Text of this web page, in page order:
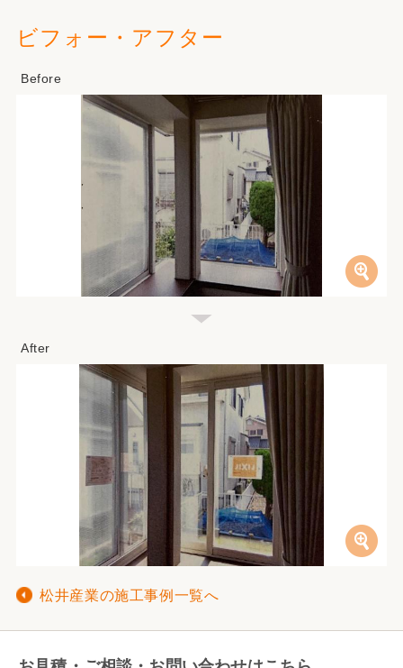
ビフォー・アフター
松井産業の施工事例一覧へ